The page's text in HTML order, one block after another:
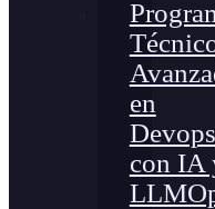
en
Devops
con IA